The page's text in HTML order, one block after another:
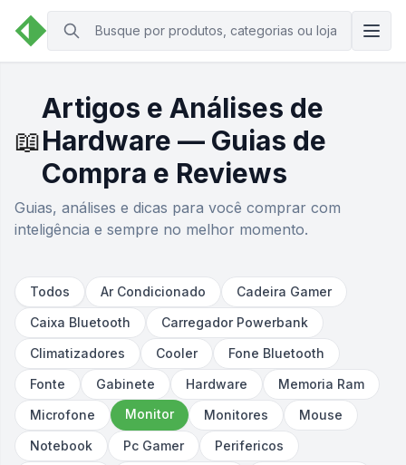
📖
Artigos e Análises de
Hardware — Guias de
Compra e Reviews
Guias, análises e dicas para você comprar com
inteligência e sempre no melhor momento.
Todos Ar Condicionado
Cadeira Gamer
Caixa Bluetooth
Carregador Powerbank
Climatizadores
Cooler
Fone Bluetooth
Fonte
Gabinete Hardware
Memoria Ram
Microfone
Monitor Monitores
Mouse
Notebook
Pc Gamer
Perifericos